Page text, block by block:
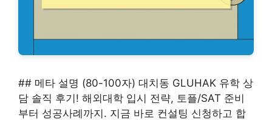
## 메타 설명 (80-100자) 대치동 GLUHAK 유학 상
담 솔직 후기! 해외대학 입시 전략, 토플/SAT 준비
부터 성공사례까지. 지금 바로 컨설팅 신청하고 합